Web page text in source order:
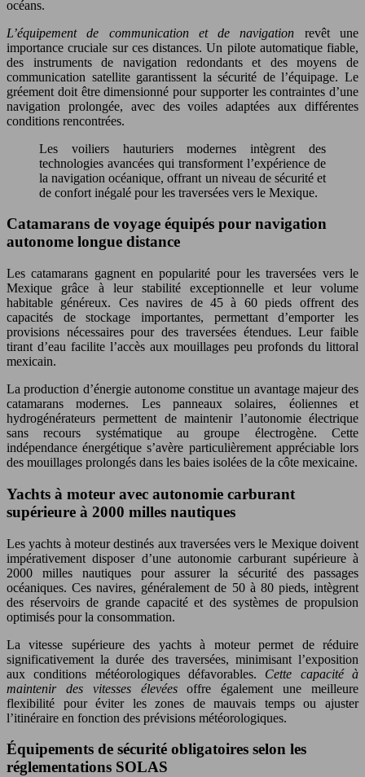
océans.
L’équipement de communication et de navigation revêt une
importance cruciale sur ces distances. Un pilote automatique fiable,
des instruments de navigation redondants et des moyens de
communication satellite garantissent la sécurité de l’équipage. Le
gréement doit être dimensionné pour supporter les contraintes d’une
navigation prolongée, avec des voiles adaptées aux différentes
conditions rencontrées.
Les voiliers hauturiers modernes intègrent des
technologies avancées qui transforment l’expérience de
la navigation océanique, offrant un niveau de sécurité et
de confort inégalé pour les traversées vers le Mexique.
Catamarans de voyage équipés pour navigation
autonome longue distance
Les catamarans gagnent en popularité pour les traversées vers le
Mexique grâce à leur stabilité exceptionnelle et leur volume
habitable généreux. Ces navires de 45 à 60 pieds offrent des
capacités de stockage importantes, permettant d’emporter les
provisions nécessaires pour des traversées étendues. Leur faible
tirant d’eau facilite l’accès aux mouillages peu profonds du littoral
mexicain.
La production d’énergie autonome constitue un avantage majeur des
catamarans modernes. Les panneaux solaires, éoliennes et
hydrogénérateurs permettent de maintenir l’autonomie électrique
sans recours systématique au groupe électrogène. Cette
indépendance énergétique s’avère particulièrement appréciable lors
des mouillages prolongés dans les baies isolées de la côte mexicaine.
Yachts à moteur avec autonomie carburant
supérieure à 2000 milles nautiques
Les yachts à moteur destinés aux traversées vers le Mexique doivent
impérativement disposer d’une autonomie carburant supérieure à
2000 milles nautiques pour assurer la sécurité des passages
océaniques. Ces navires, généralement de 50 à 80 pieds, intègrent
des réservoirs de grande capacité et des systèmes de propulsion
optimisés pour la consommation.
La vitesse supérieure des yachts à moteur permet de réduire
significativement la durée des traversées, minimisant l’exposition
aux conditions météorologiques défavorables. Cette capacité à
maintenir des vitesses élevéesoffre également une meilleure
flexibilité pour éviter les zones de mauvais temps ou ajuster
l’itinéraire en fonction des prévisions météorologiques.
Équipements de sécurité obligatoires selon les
réglementations SOLAS